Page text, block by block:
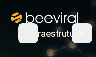
Infraestrutura